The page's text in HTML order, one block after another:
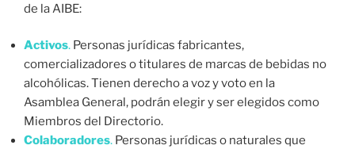
de la AIBE:
Activos. Personas jurídicas fabricantes,
comercializadores o titulares de marcas de bebidas no
alcohólicas. Tienen derecho a voz y voto en la
Asamblea General, podrán elegir y ser elegidos como
Miembros del Directorio.
Colaboradores. Personas jurídicas o naturales que